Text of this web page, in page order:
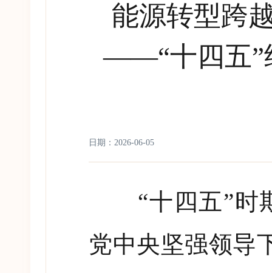
能源转型跨
——“十四五”
日期：2026-06-05
“十四五”时
党中央坚强领导